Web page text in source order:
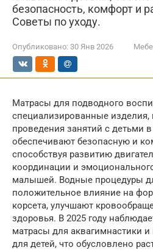
безопасность, комфорт и
Советы по уходу.
Опубликовано: 30 Янв 2026
Матрасы для подводного
специализированные изделия,
проведения занятий с детьми
обеспечивают безопасную и
способствуя развитию
координации и
малышей. Водные процедуры
положительное влияние на
корсета, улучшают
здоровья. В 2025 году
матрасы для аквагимнастики
для детей, что обусловлено